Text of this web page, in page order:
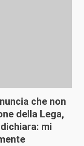
che non
della Lega,
mi